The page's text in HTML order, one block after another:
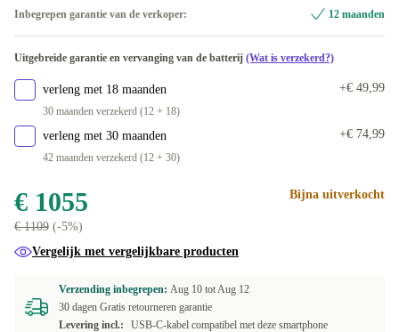
Beschikbaar in andere configuraties
geel
zwart
Beschikbaar in andere configuraties
Dual-SIM (2 eSIMs)
Inbegrepen garantie van de verkoper: 12 maanden
Uitgebreide garantie en vervanging van de batterij (Wat is verzekerd?)
verleng met 18 maanden
30 maanden verzekerd (12 + 18)
+€ 49,99
verleng met 30 maanden
42 maanden verzekerd (12 + 30)
+€ 74,99
€ 1055
€ 1109 (-5%)
Bijna uitverkocht
Vergelijk met vergelijkbare producten
Verzending inbegrepen: Aug 10 totAug 12
30 dagen Gratis retourneren garantie
Levering incl.:
USB-C-kabel compatibel met deze smartphone